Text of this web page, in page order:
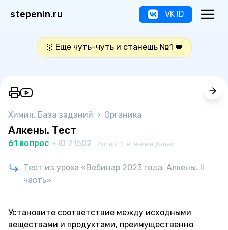
stepenin.ru VK ID
🥇 Еще чуть-чуть и станешь №1 👑
Химия. База заданий › Органика
Алкены. Тест
61 вопрос · ID 71502 Автор: Степенин и Дацук
Тест из урока «Вебинар 2023 года. Алкены. II
часть»
Установите соответствие между исходными
веществами и продуктами, преимущественно